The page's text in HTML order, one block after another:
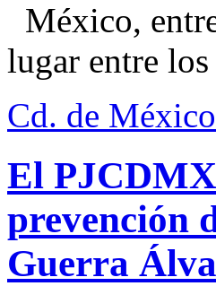
México,
lugar entre
Cd. de México
El PJCDMX
prevención
Guerra